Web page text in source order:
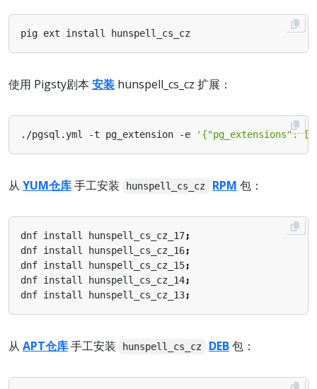
使用 Pigsty剧本 安装 hunspell_cs_cz 扩展：
./pgsql.yml -t pg_extension -e '{"pg_extensions":
从 YUM仓库手工安装 hunspell_cs_cz RPM 包：
dnf install hunspell_cs_cz_17;
dnf install hunspell_cs_cz_16;
dnf install hunspell_cs_cz_15;
dnf install hunspell_cs_cz_14;
dnf install hunspell_cs_cz_13;
从 APT仓库手工安装 hunspell_cs_cz DEB包：